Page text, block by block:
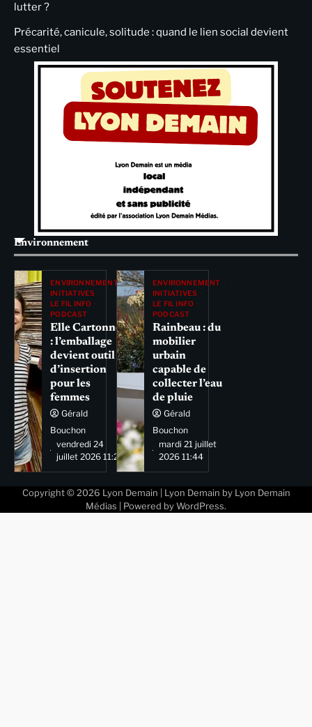
lutter ?
Précarité, canicule, solitude : quand le lien social devient
essentiel
Environnement
ENVIRONNEMENT
INITIATIVES
LE FIL INFO
PODCAST
Elle Cartonne
: l’emballage
devient outil
d’insertion
pour les
femmes
Gérald
Bouchon
vendredi 24
juillet 2026 11:29
ENVIRONNEMENT
INITIATIVES
LE FIL INFO
PODCAST
Rainbeau : du
mobilier
urbain
capable de
collecter l’eau
de pluie
Gérald
Bouchon
mardi 21 juillet
2026 11:44
Copyright © 2026 Lyon Demain | Lyon Demain by Lyon Demain
Médias | Powered by WordPress.